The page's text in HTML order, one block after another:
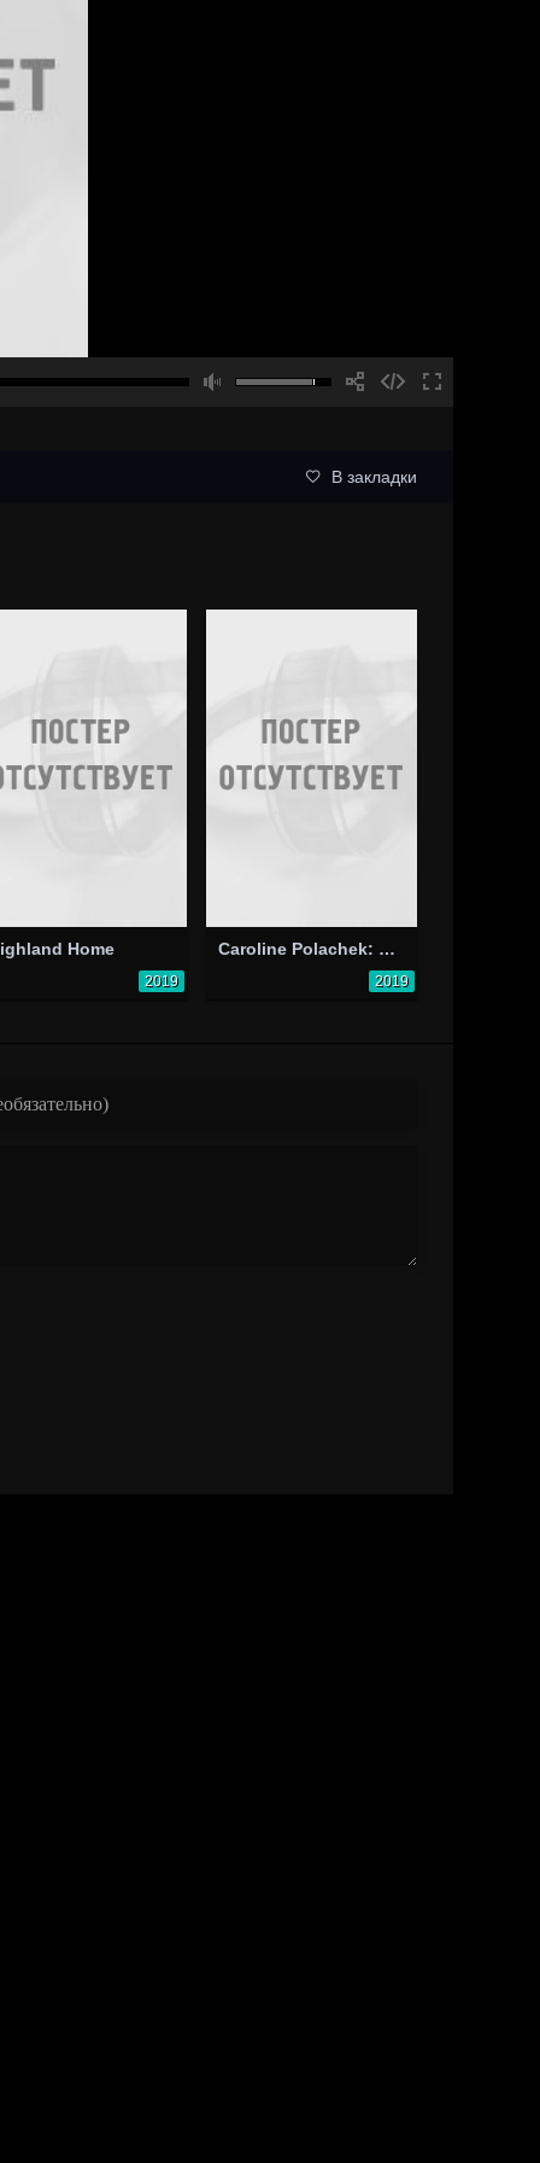
В закладки
Home
2019
Caroline Polachek: Door
2019